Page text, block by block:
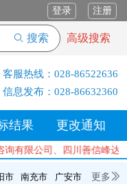
登录 注册
搜索 高级搜索
客服热线： 028-86522636
信息发布： 028-86632360
结果 更改通知
司、四川善
市 南充市 广安市 更多